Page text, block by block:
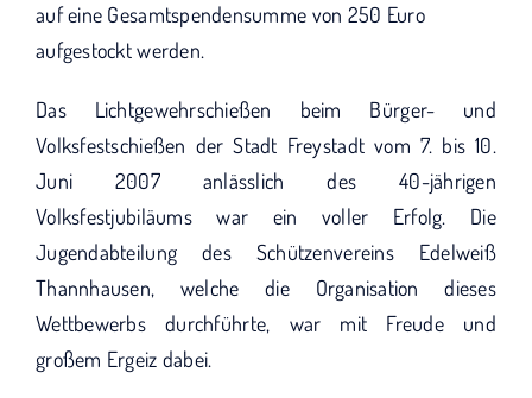
auf eine Gesamtspendensumme von 250 Euro
aufgestockt werden.
Das Lichtgewehrschießen beim Bürger- und
Volksfestschießen der Stadt Freystadt vom 7. bis 10.
Juni 2007 anlässlich des 40-jährigen
Volksfestjubiläums war ein voller Erfolg. Die
Jugendabteilung des Schützenvereins Edelweiß
Thannhausen, welche die Organisation dieses
Wettbewerbs durchführte, war mit Freude und
großem Ergeiz dabei.